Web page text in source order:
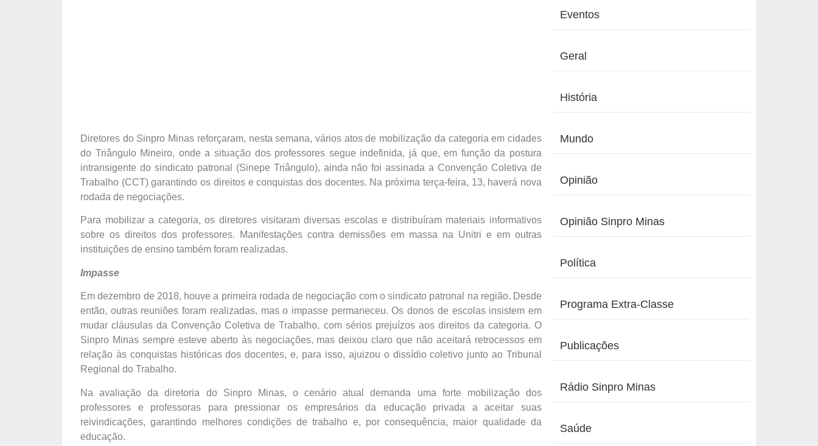
Diretores do Sinpro Minas reforçaram, nesta semana, vários atos de mobilização da categoria em cidades
do Triângulo Mineiro, onde a situação dos professores segue indefinida, já que, em função da postura
intransigente do sindicato patronal (Sinepe Triângulo), ainda não foi assinada a Convenção Coletiva de
Trabalho (CCT) garantindo os direitos e conquistas dos docentes. Na próxima terça-feira, 13, haverá nova
rodada de negociações.
Para mobilizar a categoria, os diretores visitaram diversas escolas e distribuíram materiais informativos
sobre os direitos dos professores. Manifestações contra demissões em massa na Unitri e em outras
instituições de ensino também foram realizadas.
Impasse
Em dezembro de 2018, houve a primeira rodada de negociação com o sindicato patronal na região. Desde
então, outras reuniões foram realizadas, mas o impasse permaneceu. Os donos de escolas insistem em
mudar cláusulas da Convenção Coletiva de Trabalho, com sérios prejuízos aos direitos da categoria. O
Sinpro Minas sempre esteve aberto às negociações, mas deixou claro que não aceitará retrocessos em
relação às conquistas históricas dos docentes, e, para isso, ajuizou o dissídio coletivo junto ao Tribunal
Regional do Trabalho.
Na avaliação da diretoria do Sinpro Minas, o cenário atual demanda uma forte mobilização dos
professores e professoras para pressionar os empresários da educação privada a aceitar suas
reivindicações, garantindo melhores condições de trabalho e, por consequência, maior qualidade da
educação.
Eventos
Geral
História
Mundo
Opinião
Opinião Sinpro Minas
Política
Programa Extra-Classe
Publicações
Rádio Sinpro Minas
Saúde